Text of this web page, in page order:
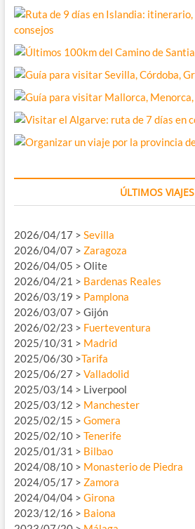
ÚLTIMOS VIAJES
2026/04/17 > Sevilla
2026/04/07 > Zaragoza
2026/04/05 > Olite
2026/04/21 > Bardenas Reales
2026/03/19 > Pamplona
2026/03/07 > Gijón
2026/02/23 > Fuerteventura
2025/10/31 > Madrid
2025/06/30 >Tarifa
2025/06/27 > Valladolid
2025/03/14 > Liverpool
2025/03/12 > Manchester
2025/02/15 > Gomera
2025/02/10 > Tenerife
2025/01/31 > Bilbao
2024/08/10 > Monasterio de Piedra
2024/05/17 > Zamora
2024/04/04 > Girona
2023/12/16 > Baiona